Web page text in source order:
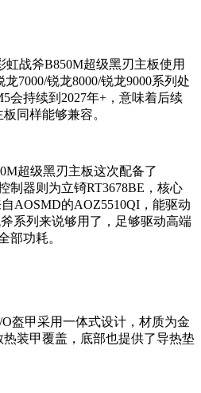
战斧B850M超级黑刃主板使用
7000/锐龙8000/锐龙9000系列处
会持续到2027年+，意味着后续
同样能够兼容。
超级黑刃主板这次配备了
制器则为立锜RT3678BE，核心
AOSMD的AOZ5510QI，能驱动
系列来说够用了，足够驱动高端
部功耗。
盔甲采用一体式设计，材质为金
装甲覆盖，底部也提供了导热垫